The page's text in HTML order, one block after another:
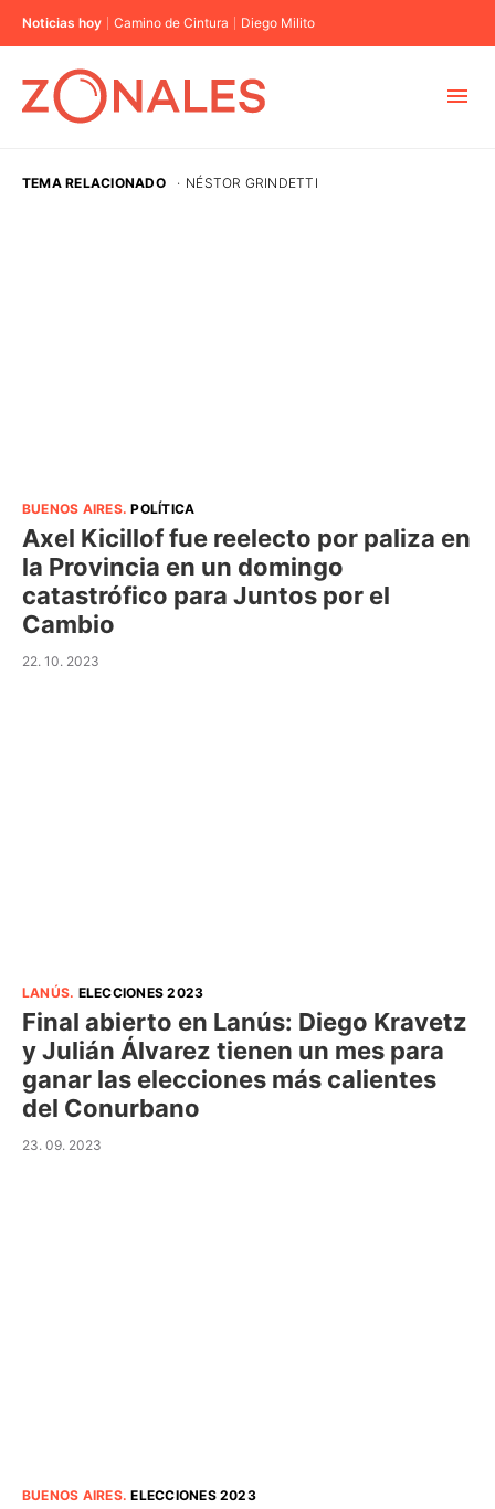
Noticias hoy Camino de Cintura Diego Milito
TEMA RELACIONADO · NÉSTOR GRINDETTI
BUENOS AIRES.POLÍTICA
Axel Kicillof fue reelecto por paliza en
la Provincia en un domingo
catastrófico para Juntos por el
Cambio
22. 10. 2023
LANÚS. ELECCIONES 2023
Final abierto en Lanús: Diego Kravetz
y Julián Álvarez tienen un mes para
ganar las elecciones más calientes
del Conurbano
23. 09. 2023
BUENOS AIRES.ELECCIONES 2023